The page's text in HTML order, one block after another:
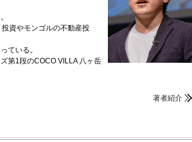
資やモンゴルの不動産投
ている。
第1段のCOCO VILLA 八ヶ岳
著者紹介